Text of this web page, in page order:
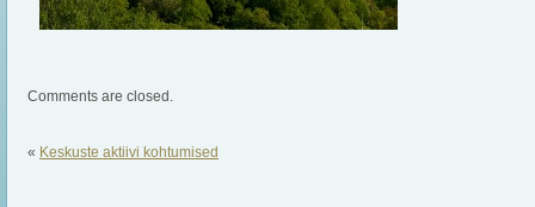
Comments are closed.
« Keskuste aktiivi kohtumised